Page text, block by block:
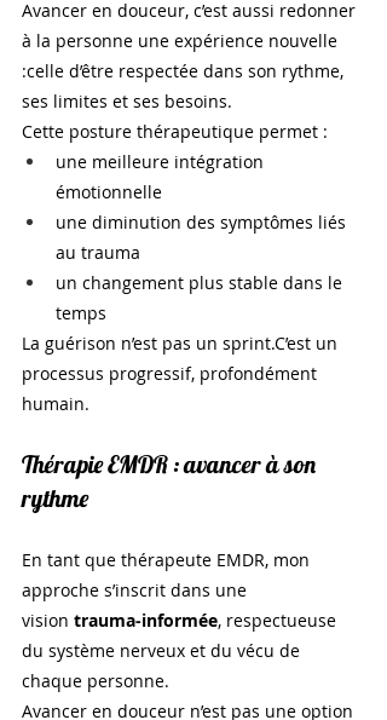
Avancer en douceur, c’est aussi redonner
à la personne une expérience nouvelle
:celle d’être respectée dans son rythme,
ses limites et ses besoins.
Cette posture thérapeutique permet :
une meilleure intégration
émotionnelle
une diminution des symptômes liés
au trauma
un changement plus stable dans le
temps
La guérison n’est pas un sprint.C’est un
processus progressif, profondément
humain.
Thérapie EMDR : avancer à son
rythme
En tant que thérapeute EMDR, mon
approche s’inscrit dans une
vision trauma-informée, respectueuse
du système nerveux et du vécu de
chaque personne.
Avancer en douceur n’est pas une option